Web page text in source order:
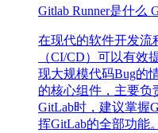
等多种方式，GitLab能够
5. 详细报告：GitLab生成
问题，并提供修复建议，
高代码质量。
Gitlab Runner是什么
在现代的软件开发流
（CI/CD）可以有效
现大规模代码Bug的
的核心组件，主要负
GitLab时，建议掌握
挥GitLab的全部功能